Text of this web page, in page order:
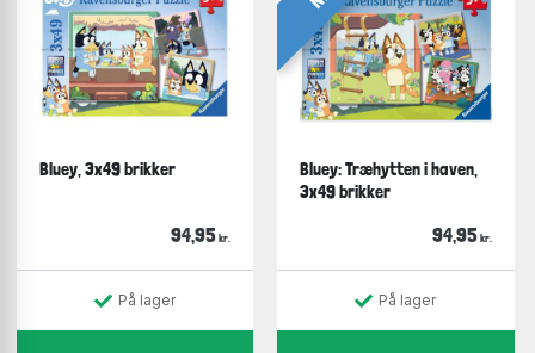
Bluey, 3x49 brikker
94,95 kr.
På lager
Bluey: Træhytten i haven,
3x49 brikker
94,95 kr.
På lager